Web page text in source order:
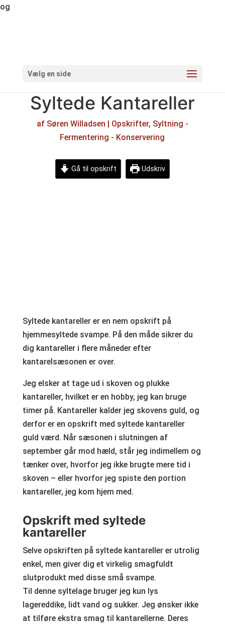
og
Vælg en side
Syltede Kantareller
af Søren Willadsen | Opskrifter, Syltning -
Fermentering - Konservering
Gå til opskrift Udskriv
Syltede kantareller er en nem opskrift på
hjemmesyltede svampe. På den måde sikrer du
dig kantareller i flere måneder efter
kantarelsæsonen er over.
Jeg elsker at tage ud i skoven og plukke
kantareller, hvilket er en hobby, jeg kan bruge
timer på. Kantareller kalder jeg skovens guld, og
derfor er en opskrift med syltede kantareller
guld værd. Når sæsonen i slutningen af
september går mod hæld, står jeg indimellem og
tænker over, hvorfor jeg ikke brugte mere tid i
skoven – eller hvorfor jeg spiste den portion
kantareller, jeg kom hjem med.
Opskrift med syltede
kantareller
Selve opskriften på syltede kantareller er utrolig
enkel, men giver dig et virkelig smagfuldt
slutprodukt med disse små svampe.
Til denne syltelage bruger jeg kun lys
lagereddike, lidt vand og sukker. Jeg ønsker ikke
at tilføre ekstra smag til kantarellerne. Deres